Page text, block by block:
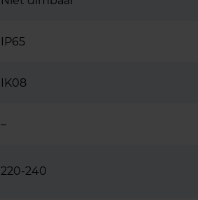
IP65
IK08
–
220-240